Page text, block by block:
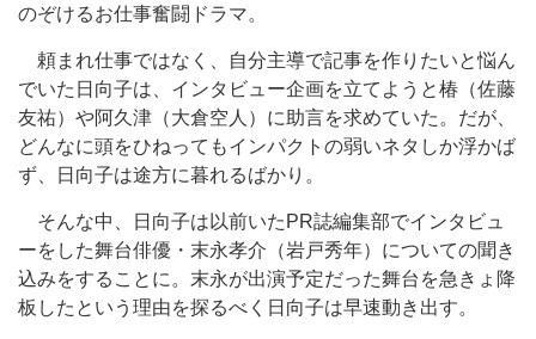
のぞけるお仕事奮闘ドラマ。
頼まれ仕事ではなく、自分主導で記事を作りたいと悩ん
でいた日向子は、インタビュー企画を立てようと椿（佐藤
友祐）や阿久津（大倉空人）に助言を求めていた。だが、
どんなに頭をひねってもインパクトの弱いネタしか浮かば
ず、日向子は途方に暮れるばかり。
そんな中、日向子は以前いたPR誌編集部でインタビュ
ーをした舞台俳優・末永孝介（岩戸秀年）についての聞き
込みをすることに。末永が出演予定だった舞台を急きょ降
板したという理由を探るべく日向子は早速動き出す。